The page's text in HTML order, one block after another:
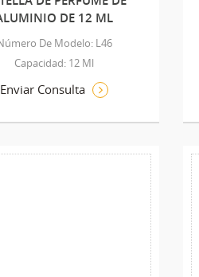
DE 12 ML
De Modelo: L46
Capacidad: 12 Ml
Enviar Consulta